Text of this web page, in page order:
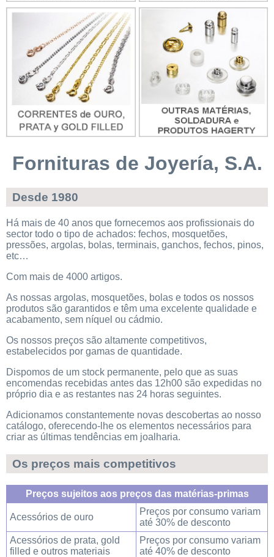
Fornituras de Joyería, S.A.
Desde 1980
Há mais de 40 anos que fornecemos aos profissionais do
sector todo o tipo de achados: fechos, mosquetões,
pressões, argolas, bolas, terminais, ganchos, fechos, pinos,
etc…
Com mais de 4000 artigos.
As nossas argolas, mosquetões, bolas e todos os nossos
produtos são garantidos e têm uma excelente qualidade e
acabamento, sem níquel ou cádmio.
Os nossos preços são altamente competitivos,
estabelecidos por gamas de quantidade.
Dispomos de um stock permanente, pelo que as suas
encomendas recebidas antes das 12h00 são expedidas no
próprio dia e as restantes nas 24 horas seguintes.
Adicionamos constantemente novas descobertas ao nosso
catálogo, oferecendo-lhe os elementos necessários para
criar as últimas tendências em joalharia.
Os preços mais competitivos
Preços sujeitos aos preços das matérias-primas
Acessórios de ouro
Preços por consumo variam
até 30% de desconto
Acessórios de prata, gold
filled e outros materiais
Preços por consumo variam
até 40% de desconto